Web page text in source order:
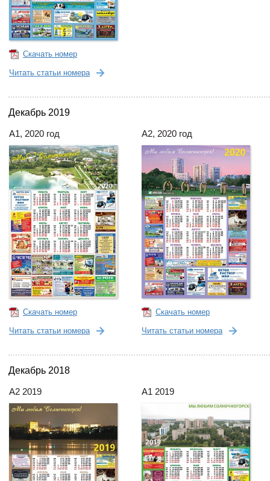
Скачать номер
Читать статьи номера
Декабрь 2019
А1, 2020 год
Скачать номер
Читать статьи номера
А2, 2020 год
Скачать номер
Читать статьи номера
Декабрь 2018
А2 2019 А1 2019